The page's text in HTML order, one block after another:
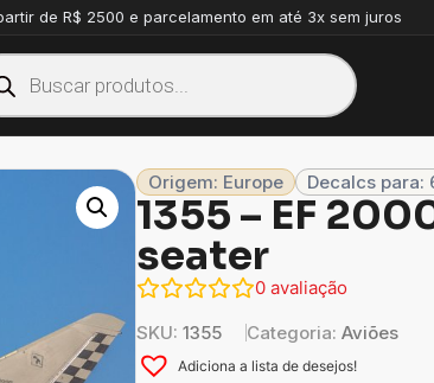
partir de R$ 2500 e parcelamento em até 3x sem juros
Origem: Europe Decalcs para:
1355 – EF
seater
0 avaliação
SKU: 1355 Categoria: Aviões
Adiciona a lista de desejos!